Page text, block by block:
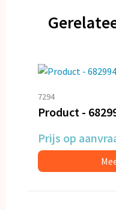
7294
Product -
Prijs op